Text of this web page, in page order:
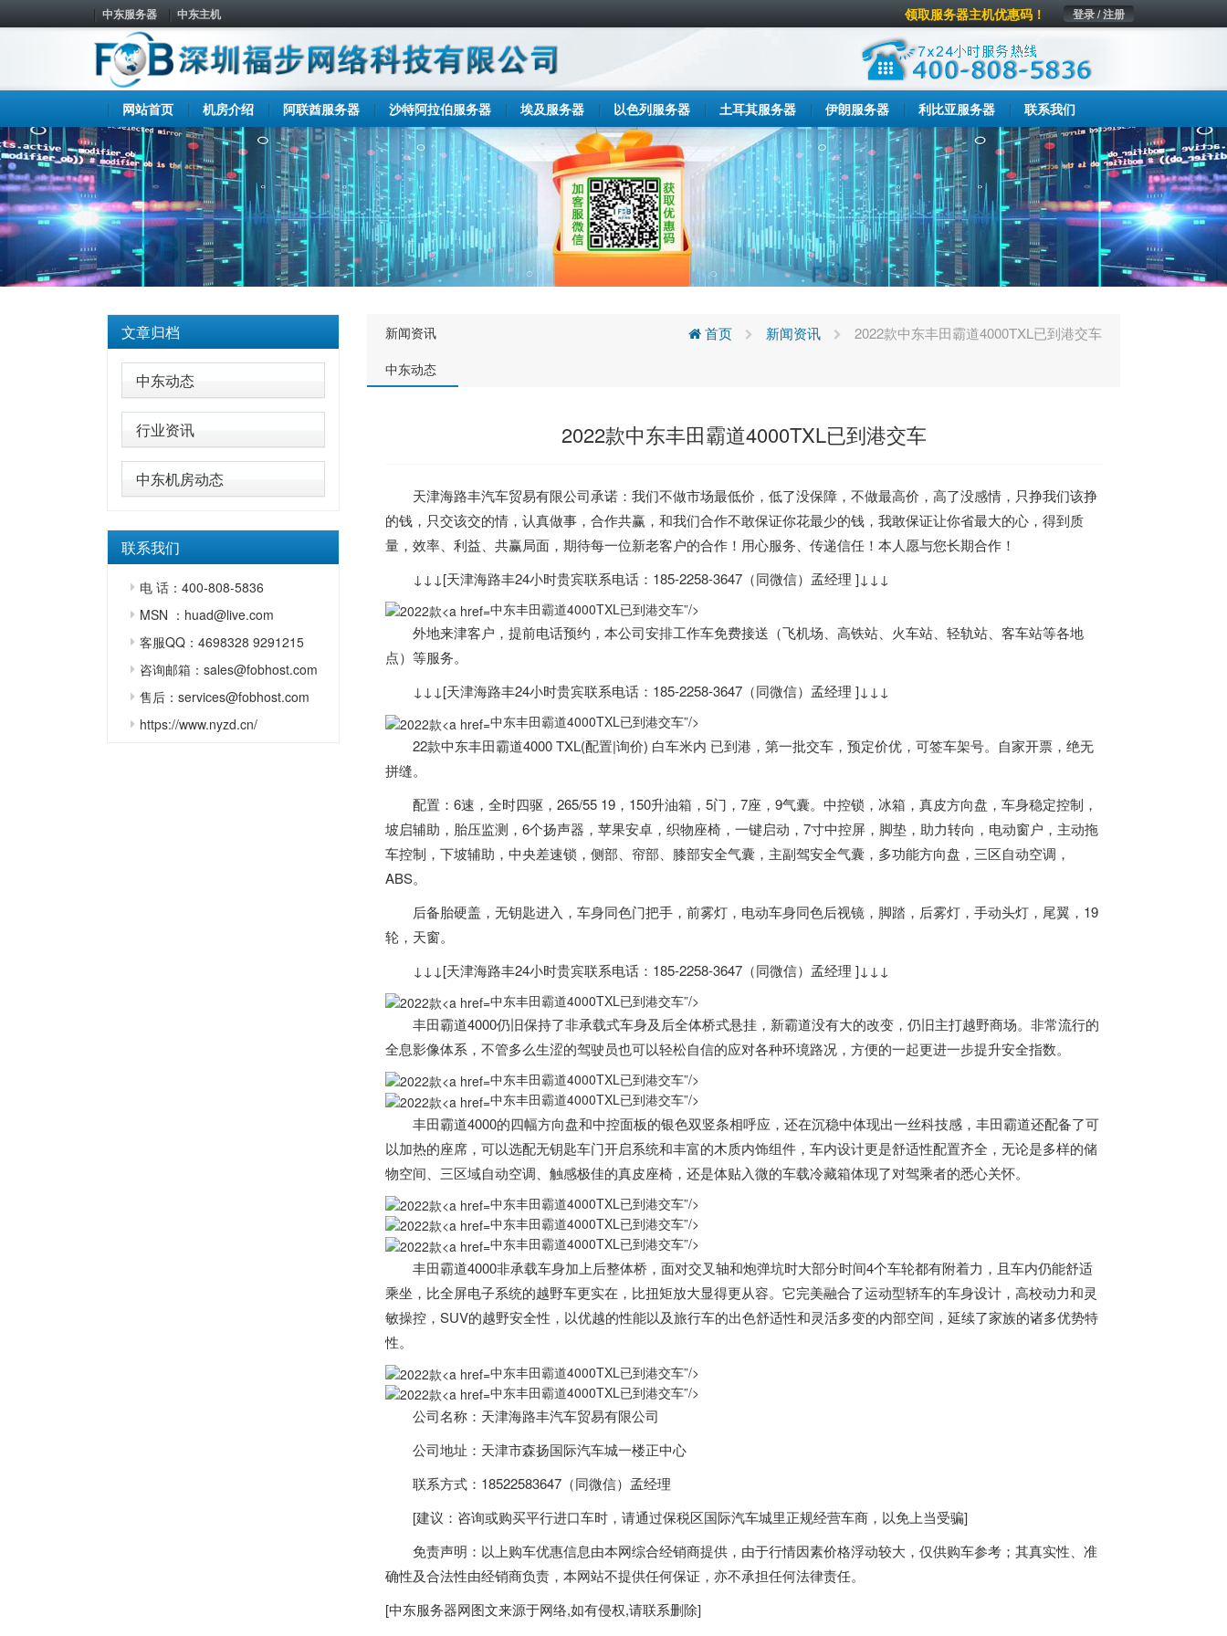
中东服务器 中东主机 登录 / 注册
领取服务器主机优惠码！
网站首页 机房介绍 阿联酋服务器 沙特阿拉伯服务器 埃及服务器 以色列服务器 土耳其服务器 伊朗服务器 利比亚服务器 联系我们
文章归档
中东动态
行业资讯
中东机房动态
联系我们
电 话：400-808-5836
MSN ：huad@live.com
客服QQ：4698328 9291215
咨询邮箱：sales@fobhost.com
售后：services@fobhost.com
https://www.nyzd.cn/
新闻资讯
中东动态
首页 新闻资讯 2022款中东丰田霸道4000TXL已到港交车
2022款中东丰田霸道4000TXL已到港交车
天津海路丰汽车贸易有限公司承诺：我们不做市场最低价，低了没保障，不做最高价，高了没感情，只挣我们该挣
的钱，只交该交的情，认真做事，合作共赢，和我们合作不敢保证你花最少的钱，我敢保证让你省最大的心，得到质
量，效率、利益、共赢局面，期待每一位新老客户的合作！用心服务、传递信任！本人愿与您长期合作！
↓↓↓[天津海路丰24小时贵宾联系电话：185-2258-3647（同微信）孟经理 ]↓↓↓
中东丰田霸道4000TXL已到港交车”/>
外地来津客户，提前电话预约，本公司安排工作车免费接送（飞机场、高铁站、火车站、轻轨站、客车站等各地
点）等服务。
↓↓↓[天津海路丰24小时贵宾联系电话：185-2258-3647（同微信）孟经理 ]↓↓↓
中东丰田霸道4000TXL已到港交车”/>
22款中东丰田霸道4000 TXL(配置|询价) 白车米内 已到港，第一批交车，预定价优，可签车架号。自家开票，绝无
拼缝。
配置：6速，全时四驱，265/55 19，150升油箱，5门，7座，9气囊。中控锁，冰箱，真皮方向盘，车身稳定控制，
坡启辅助，胎压监测，6个扬声器，苹果安卓，织物座椅，一键启动，7寸中控屏，脚垫，助力转向，电动窗户，主动拖
车控制，下坡辅助，中央差速锁，侧部、帘部、膝部安全气囊，主副驾安全气囊，多功能方向盘，三区自动空调，
ABS。
后备胎硬盖，无钥匙进入，车身同色门把手，前雾灯，电动车身同色后视镜，脚踏，后雾灯，手动头灯，尾翼，19
轮，天窗。
↓↓↓[天津海路丰24小时贵宾联系电话：185-2258-3647（同微信）孟经理 ]↓↓↓
中东丰田霸道4000TXL已到港交车”/>
丰田霸道4000仍旧保持了非承载式车身及后全体桥式悬挂，新霸道没有大的改变，仍旧主打越野商场。非常流行的
全息影像体系，不管多么生涩的驾驶员也可以轻松自信的应对各种环境路况，方便的一起更进一步提升安全指数。
中东丰田霸道4000TXL已到港交车”/>
中东丰田霸道4000TXL已到港交车”/>
丰田霸道4000的四幅方向盘和中控面板的银色双竖条相呼应，还在沉稳中体现出一丝科技感，丰田霸道还配备了可
以加热的座席，可以选配无钥匙车门开启系统和丰富的木质内饰组件，车内设计更是舒适性配置齐全，无论是多样的储
物空间、三区域自动空调、触感极佳的真皮座椅，还是体贴入微的车载冷藏箱体现了对驾乘者的悉心关怀。
中东丰田霸道4000TXL已到港交车”/>
中东丰田霸道4000TXL已到港交车”/>
中东丰田霸道4000TXL已到港交车”/>
丰田霸道4000非承载车身加上后整体桥，面对交叉轴和炮弹坑时大部分时间4个车轮都有附着力，且车内仍能舒适
乘坐，比全屏电子系统的越野车更实在，比扭矩放大显得更从容。它完美融合了运动型轿车的车身设计，高校动力和灵
敏操控，SUV的越野安全性，以优越的性能以及旅行车的出色舒适性和灵活多变的内部空间，延续了家族的诸多优势特
性。
中东丰田霸道4000TXL已到港交车”/>
中东丰田霸道4000TXL已到港交车”/>
公司名称：天津海路丰汽车贸易有限公司
公司地址：天津市森扬国际汽车城一楼正中心
联系方式：18522583647（同微信）孟经理
[建议：咨询或购买平行进口车时，请通过保税区国际汽车城里正规经营车商，以免上当受骗]
免责声明：以上购车优惠信息由本网综合经销商提供，由于行情因素价格浮动较大，仅供购车参考；其真实性、准
确性及合法性由经销商负责，本网站不提供任何保证，亦不承担任何法律责任。
[中东服务器网图文来源于网络,如有侵权,请联系删除]